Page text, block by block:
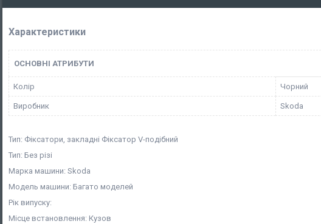
Характеристики
ОСНОВНІ АТРИБУТИ
Колір Чорний
Виробник Skoda
Тип: Фіксатори, закладні Фіксатор V-подібний
Тип: Без різі
Марка машини: Skoda
Модель машини: Багато моделей
Рік випуску:
Місце встановлення: Кузов